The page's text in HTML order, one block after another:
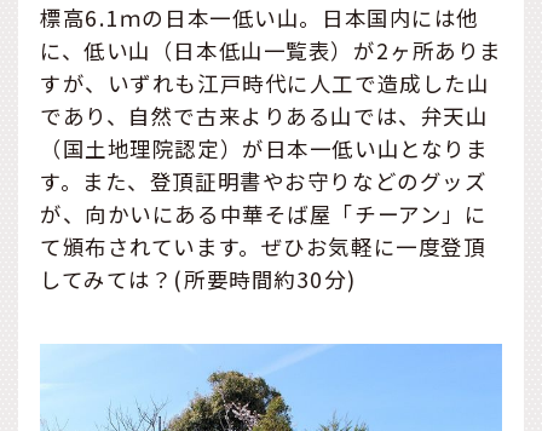
標高6.1ｍの日本一低い山。日本国内には他
に、低い山（日本低山一覧表）が2ヶ所ありま
すが、いずれも江戸時代に人工で造成した山
であり、自然で古来よりある山では、弁天山
（国土地理院認定）が日本一低い山となりま
す。また、登頂証明書やお守りなどのグッズ
が、向かいにある中華そば屋「チーアン」に
て頒布されています。ぜひお気軽に一度登頂
してみては？(所要時間約30分)